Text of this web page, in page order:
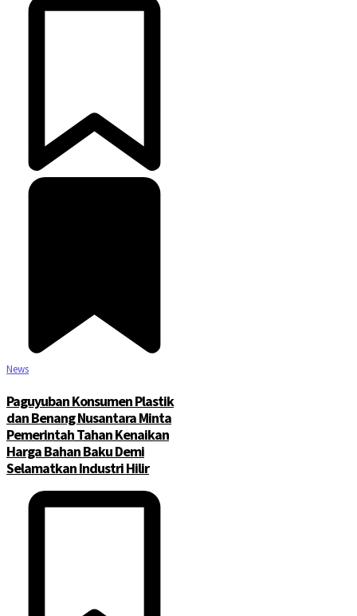
News
Paguyuban Konsumen Plastik
dan Benang Nusantara Minta
Pemerintah Tahan Kenaikan
Harga Bahan Baku Demi
Selamatkan Industri Hilir